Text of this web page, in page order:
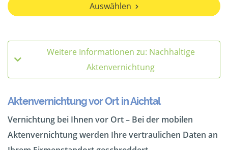
Auswählen
Weitere Informationen zu: Nachhaltige
Aktenvernichtung
Aktenvernichtung vor Ort in Aichtal
Vernichtung bei Ihnen vor Ort – Bei der mobilen
Aktenvernichtung werden Ihre vertraulichen Daten an